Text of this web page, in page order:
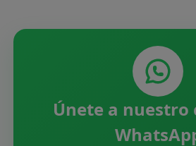
Únete a nuestro